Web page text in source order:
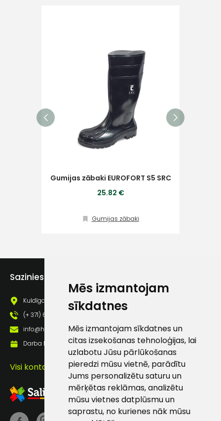
Mēs izmantojam
sīkdatnes
Mēs izmantojam sīkdatnes un
citas izsekošanas tehnoloģijas, lai
uzlabotu Jūsu pārlūkošanas
pieredzi mūsu vietnē, parādītu
Jums personalizētu saturu un
mērķētas reklāmas, analizētu
mūsu vietnes datplūsmu un
saprastu, no kurienes nāk mūsu
Gumijas zābaki EUROFORT S5 SRC
25.82 €
Gumijas zābaki
Sazinies ar mums
Kuldīgas iela 69a, Saldus, Saldus nov., LV - 3801
(+ 371) 63 881 186
info@hards.lv
Darba laiks: Darbadienās: 8:00 - 17:00
Visi kontakti
Piekrītu SIA Hards
lietošanas noteikumiem
Piekrītu saņemt
pastā
Sūtīt ziņojumu
(+371) 63 881
186
info@hards.lv